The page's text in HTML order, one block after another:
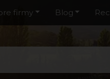
firmy Blog